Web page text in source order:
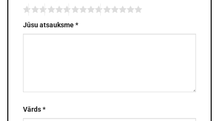
Jūsu atsauksme*
Vārds*